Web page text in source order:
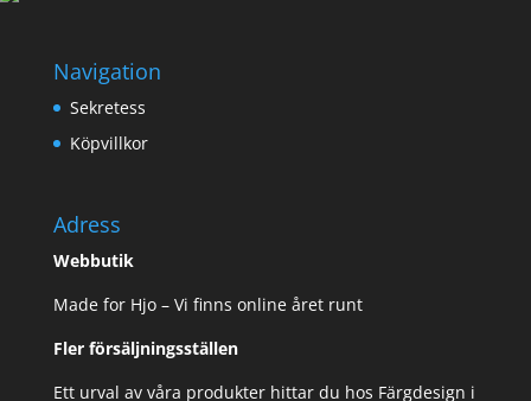
Navigation
Sekretess
Köpvillkor
Adress
Webbutik
Made for Hjo – Vi finns online året runt
Fler försäljningsställen
Ett urval av våra produkter hittar du hos Färgdesign i